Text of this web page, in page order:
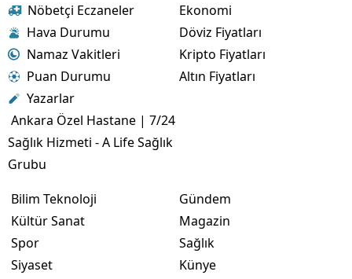
Nöbetçi Eczaneler
Hava Durumu
Namaz Vakitleri
Puan Durumu
Yazarlar
Ankara Özel Hastane | 7/24
Sağlık Hizmeti - A Life Sağlık
Grubu
Ekonomi
Döviz Fiyatları
Kripto Fiyatları
Altın Fiyatları
Bilim Teknoloji
Kültür Sanat
Spor
Siyaset
Gündem
Magazin
Sağlık
Künye